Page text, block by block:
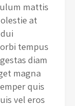
mattis
at
tempus
diam
magna
quis
vel eros